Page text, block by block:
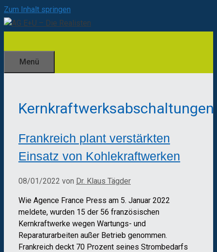
Zum Inhalt springen
Menü
Kernkraftwerksabschaltungen
Frankreich plant verstärkten
Einsatz von Kohlekraftwerken
08/01/2022 von Dr. Klaus Tägder
Wie Agence France Press am 5. Januar 2022
meldete, wurden 15 der 56 französischen
Kernkraftwerke wegen Wartungs- und
Reparaturarbeiten außer Betrieb genommen.
Frankreich deckt 70 Prozent seines Strombedarfs